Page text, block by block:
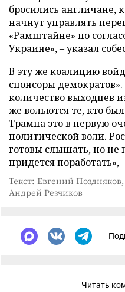
бросились англичане,
начнут управлять
«Рамштайне» по
Украине», – указал
В эту же коалицию
спонсоры
количество выходцев
же вольются те, кто
Трампа это в первую
политической воли.
готовы слышать, но не
придется
Текст: Евгений Поздняков,
Андрей Резчиков
Читать